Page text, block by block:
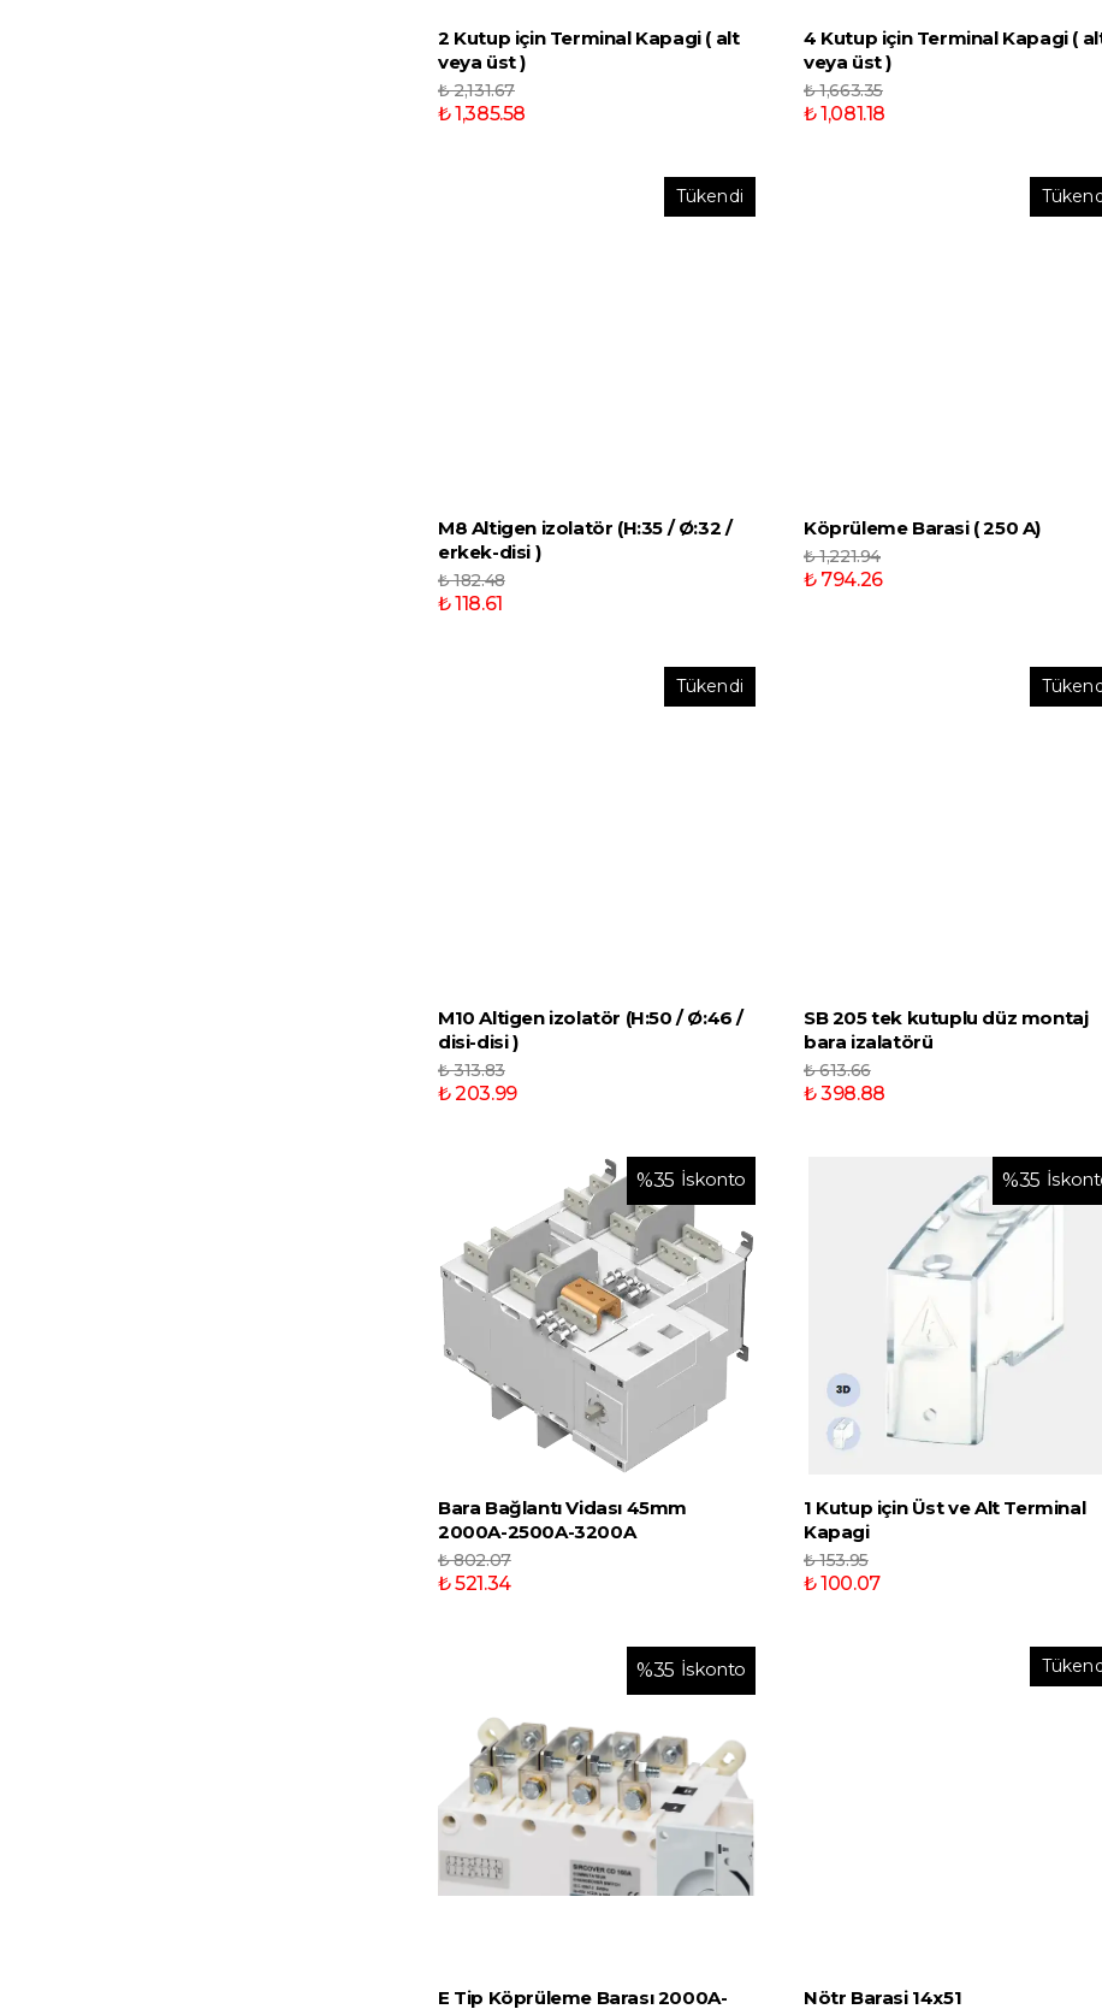
2 Kutup için Terminal Kapagi ( alt
veya üst )
₺ 2,131.67
₺ 1,385.58
4 Kutup için Terminal Kapagi (
veya üst )
₺ 1,663.35
₺ 1,081.18
Tükendi
M8 Altigen izolatör (H:35 / Ø:32 /
erkek-disi )
₺ 182.48
₺ 118.61
Köprüleme Barasi ( 250 A)
₺ 1,221.94
₺ 794.26
Tükendi
M10 Altigen izolatör (H:50 / Ø:46 /
disi-disi )
₺ 313.83
₺ 203.99
SB 205 tek kutuplu düz montaj
bara izalatörü
₺ 613.66
₺ 398.88
%35 İskonto
Bara Bağlantı Vidası 45mm
2000A-2500A-3200A
₺ 802.07
₺ 521.34
%35
1 Kutup için Üst ve Alt Terminal
Kapagi
₺ 153.95
₺ 100.07
%35 İskonto
E Tip Köprüleme Barası 2000A-
Nötr Barasi 14x51